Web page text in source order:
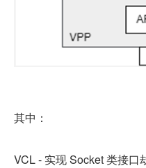
其中：
VCL - 实现 Socket 类接口